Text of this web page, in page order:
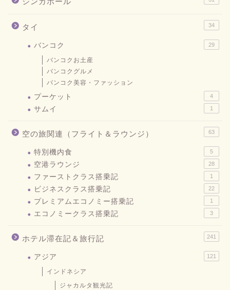
タイ 34
バンコク 29
バンコクお土産
バンコクグルメ
バンコク美容・ファッション
プーケット 4
サムイ 1
空の旅関連（フライト＆ラウンジ） 63
特別機内食 5
空港ラウンジ 28
ファーストクラス搭乗記 1
ビジネスクラス搭乗記 22
プレミアムエコノミー搭乗記 1
エコノミークラス搭乗記 3
ホテル滞在記＆旅行記 241
アジア 121
インドネシア
ジャカルタ観光記